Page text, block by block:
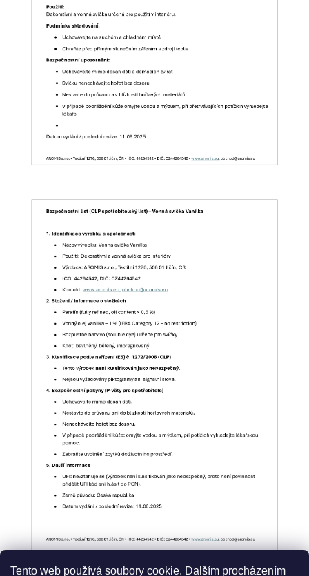
Tento web používá soubory cookie. Dalším procházením